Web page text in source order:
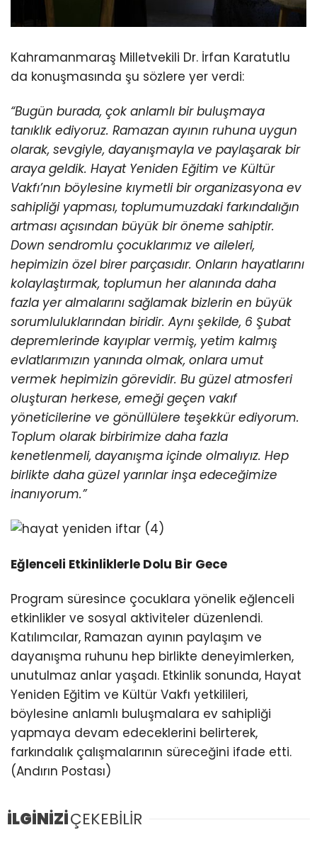
Kahramanmaraş Milletvekili Dr. İrfan Karatutlu
da konuşmasında şu sözlere yer verdi:
“Bugün burada, çok anlamlı bir buluşmaya
tanıklık ediyoruz. Ramazan ayının ruhuna uygun
olarak, sevgiyle, dayanışmayla ve paylaşarak bir
araya geldik. Hayat Yeniden Eğitim ve Kültür
Vakfı’nın böylesine kıymetli bir organizasyona ev
sahipliği yapması, toplumumuzdaki farkındalığın
artması açısından büyük bir öneme sahiptir.
Down sendromlu çocuklarımız ve aileleri,
hepimizin özel birer parçasıdır. Onların hayatlarını
kolaylaştırmak, toplumun her alanında daha
fazla yer almalarını sağlamak bizlerin en büyük
sorumluluklarından biridir. Aynı şekilde, 6 Şubat
depremlerinde kayıplar vermiş, yetim kalmış
evlatlarımızın yanında olmak, onlara umut
vermek hepimizin görevidir. Bu güzel atmosferi
oluşturan herkese, emeği geçen vakıf
yöneticilerine ve gönüllülere teşekkür ediyorum.
Toplum olarak birbirimize daha fazla
kenetlenmeli, dayanışma içinde olmalıyız. Hep
birlikte daha güzel yarınlar inşa edeceğimize
inanıyorum.”
Eğlenceli Etkinliklerle Dolu Bir Gece
Program süresince çocuklara yönelik eğlenceli
etkinlikler ve sosyal aktiviteler düzenlendi.
Katılımcılar, Ramazan ayının paylaşım ve
dayanışma ruhunu hep birlikte deneyimlerken,
unutulmaz anlar yaşadı. Etkinlik sonunda, Hayat
Yeniden Eğitim ve Kültür Vakfı yetkilileri,
böylesine anlamlı buluşmalara ev sahipliği
yapmaya devam edeceklerini belirterek,
farkındalık çalışmalarının süreceğini ifade etti.
(Andırın Postası)
İLGİNİZİÇEKEBİLİR